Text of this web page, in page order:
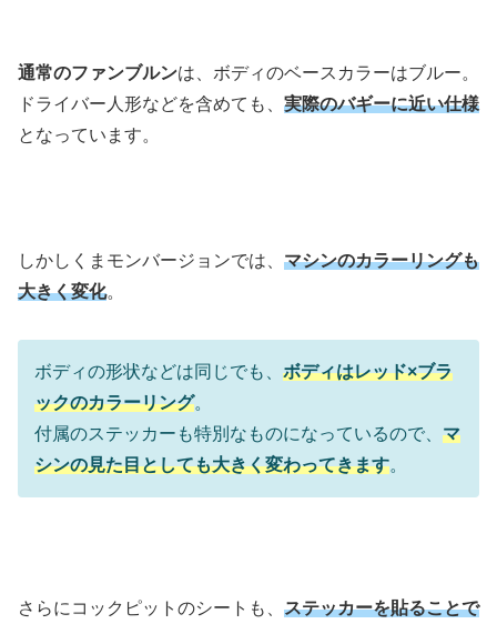
通常のファンブルンは、ボディのベースカラーはブルー。
ドライバー人形などを含めても、 実際のバギーに近い仕様
となっています。
しかしくまモンバージョンでは、 マシンのカラーリングも
大きく変化。
ボディの形状などは同じでも、 ボディはレッド×ブラ
ックのカラーリング。
付属のステッカーも特別なものになっているので、 マ
シンの見た目としても大きく変わってきます。
さらにコックピットのシートも、 ステッカーを貼ることで